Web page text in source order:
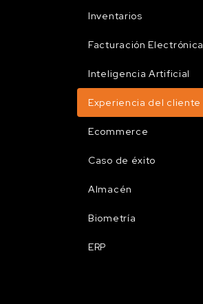
Inventarios
Facturación Electrónica
Inteligencia Artificial
Experiencia del cliente
Ecommerce
Caso de éxito
Almacén
Biometría
ERP